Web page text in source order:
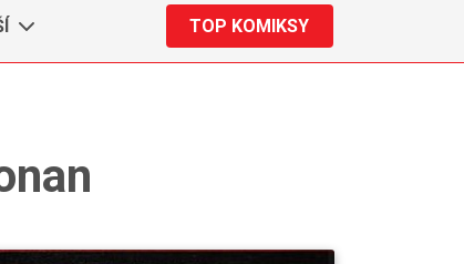
TOP KOMIKSY